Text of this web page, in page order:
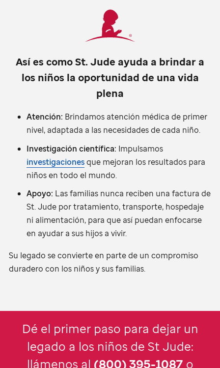
Así es comoSt. Jude ayuda a brindar a
los niños la oportunidad de una vida
plena
Atención: Brindamos atención médica de primer
nivel, adaptada a las necesidades de cada niño.
Investigación científica: Impulsamos
investigacionesque mejoran los resultados para
niños en todo el mundo.
Apoyo: Las familias nunca reciben una factura de
St. Jude por tratamiento, transporte, hospedaje
ni alimentación, para que así puedan enfocarse
en ayudar a sus hijos a vivir.
Su legado se convierte en parte de un compromiso
duradero con los niños y sus familias.
Dé el primer paso para dejar un
legado a los niños de St Jude:
llámenos al (800) 395-1087 o